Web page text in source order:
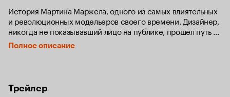
История Мартина Маржела, одного из самых влиятельных
и революционных модельеров своего времени. Дизайнер,
никогда не показывавший лицо на публике, прошел путь
от ассистента Жан-Поля Готье до креативного директора
Hermes и лидера собственного бренда и сформировал
Полное описание
Трейлер